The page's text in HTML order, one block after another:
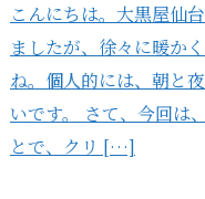
こんにちは。大黒屋仙
ましたが、徐々に暖か
ね。個人的には、朝と
いです。 さて、今回は
とで、クリ […]